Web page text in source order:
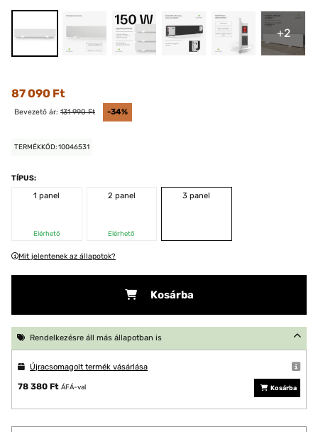
+2
87 090 Ft
Bevezető ár: 131 990 Ft -34%
TERMÉKKÓD: 10046531
TÍPUS:
1 panel
Elérhető
2 panel
Elérhető
3 panel
Mit jelentenek az állapotok?
Kosárba
Rendelkezésre áll más állapotban is
Újracsomagolt termék vásárlása
78 380 Ft ÁFÁ-val Kosárba